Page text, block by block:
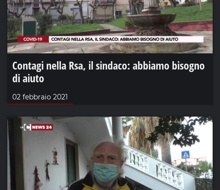
Contagi nella Rsa, il sindaco: abbiamo bisogno
di aiuto
02 febbraio 2021